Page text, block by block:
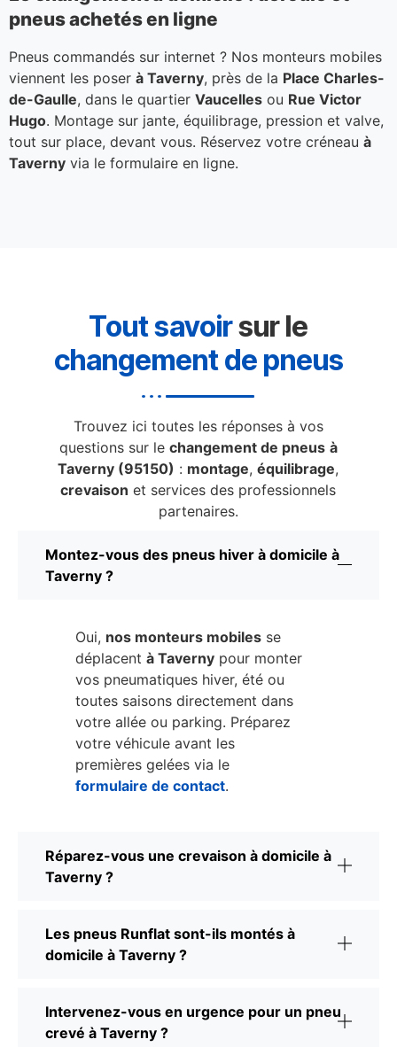
pneus achetés en ligne
Pneus commandés sur internet ? Nos monteurs mobiles
viennent les poser à Taverny, près de la Place Charles-
de-Gaulle, dans le quartier Vaucelles ou Rue Victor
Hugo. Montage sur jante, équilibrage, pression et valve,
tout sur place, devant vous. Réservez votre créneau à
Taverny via le formulaire en ligne.
Tout savoirsur le
changement de pneus
Trouvez ici toutes les réponses à vos
questions sur le changement de pneus à
Taverny (95150) : montage,équilibrage,
crevaison et services des professionnels
partenaires.
Montez-vous des pneus hiver à domicile à
Taverny ?
Oui, nos monteurs mobiles se
déplacent à Taverny pour monter
vos pneumatiques hiver, été ou
toutes saisons directement dans
votre allée ou parking. Préparez
votre véhicule avant les
premières gelées via le
formulaire de contact.
Réparez-vous une crevaison à domicile à
Taverny ?
Les pneus Runflat sont-ils montés à
domicile à Taverny ?
Intervenez-vous en urgence pour un pneu
crevé à Taverny ?